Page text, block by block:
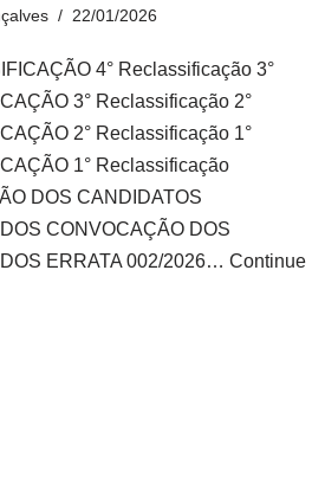
22/01/2026
4° Reclassificação 3°
3° Reclassificação 2°
2° Reclassificação 1°
1° Reclassificação
DOS CANDIDATOS
CONVOCAÇÃO DOS
ERRATA 002/2026… Continue